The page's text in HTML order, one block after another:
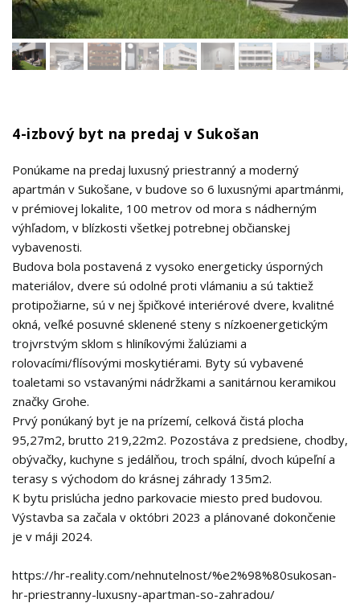
4-izbový byt na predaj v Sukošan
Ponúkame na predaj luxusný priestranný a moderný
apartmán v Sukošane, v budove so 6 luxusnými apartmánmi,
v prémiovej lokalite, 100 metrov od mora s nádherným
výhľadom, v blízkosti všetkej potrebnej občianskej
vybavenosti.
Budova bola postavená z vysoko energeticky úsporných
materiálov, dvere sú odolné proti vlámaniu a sú taktiež
protipožiarne, sú v nej špičkové interiérové dvere, kvalitné
okná, veľké posuvné sklenené steny s nízkoenergetickým
trojvrstvým sklom s hliníkovými žalúziami a
rolovacími/flísovými moskytiérami. Byty sú vybavené
toaletami so vstavanými nádržkami a sanitárnou keramikou
značky Grohe.
Prvý ponúkaný byt je na prízemí, celková čistá plocha
95,27m2, brutto 219,22m2. Pozostáva z predsiene, chodby,
obývačky, kuchyne s jedálňou, troch spální, dvoch kúpeľní a
terasy s východom do krásnej záhrady 135m2.
K bytu prislúcha jedno parkovacie miesto pred budovou.
Výstavba sa začala v októbri 2023 a plánované dokončenie
je v máji 2024.
https://hr-reality.com/nehnutelnost/%e2%98%80sukosan-
hr-priestranny-luxusny-apartman-so-zahradou/